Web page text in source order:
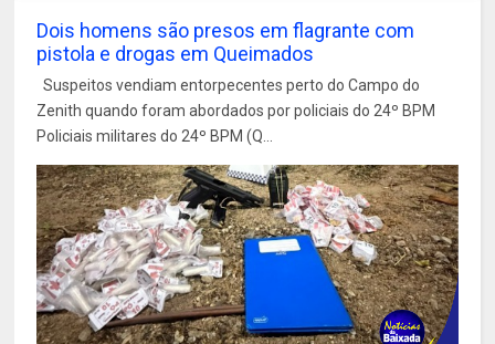
Dois homens são presos em flagrante com
pistola e drogas em Queimados
Suspeitos vendiam entorpecentes perto do Campo do
Zenith quando foram abordados por policiais do 24º BPM
Policiais militares do 24º BPM (Q...